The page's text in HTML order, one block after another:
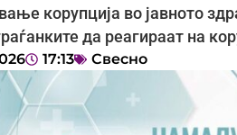
корупција во јавното
да реагираат на
17:13 Свесно